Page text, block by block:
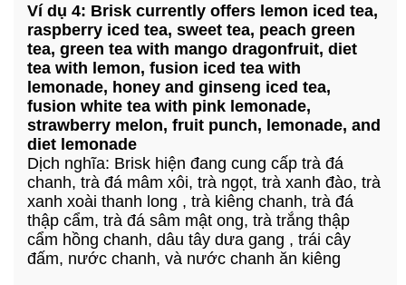
Ví dụ 4: Brisk currently offers lemon iced tea,
raspberry iced tea, sweet tea, peach green
tea, green tea with mango dragonfruit, diet
tea with lemon, fusion iced tea with
lemonade, honey and ginseng iced tea,
fusion white tea with pink lemonade,
strawberry melon, fruit punch, lemonade, and
diet lemonade
Dịch nghĩa: Brisk hiện đang cung cấp trà đá
chanh, trà đá mâm xôi, trà ngọt, trà xanh đào, trà
xanh xoài thanh long , trà kiêng chanh, trà đá
thập cẩm, trà đá sâm mật ong, trà trắng thập
cẩm hồng chanh, dâu tây dưa gang , trái cây
đấm, nước chanh, và nước chanh ăn kiêng